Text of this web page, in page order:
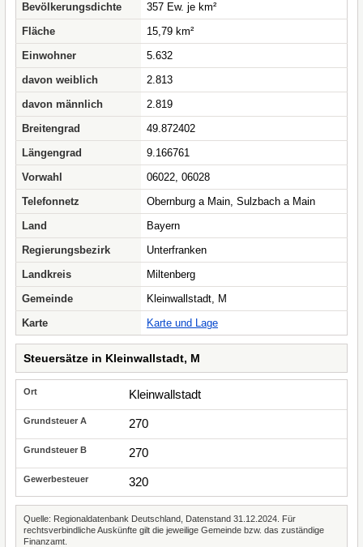
Bevölkerungsdichte
357 Ew. je km²
Fläche
15,79 km²
Einwohner
5.632
davon weiblich
2.813
davon männlich
2.819
Breitengrad
49.872402
Längengrad
9.166761
Vorwahl
06022, 06028
Telefonnetz
Obernburg a Main, Sulzbach a Main
Land
Bayern
Regierungsbezirk
Unterfranken
Landkreis
Miltenberg
Gemeinde
Kleinwallstadt, M
Karte
Karte und Lage
Steuersätze in Kleinwallstadt, M
Kleinwallstadt
270
270
320
Quelle: Regionaldatenbank Deutschland, Datenstand 31.12.2024. Für
rechtsverbindliche Auskünfte gilt die jeweilige Gemeinde bzw. das zuständige
Finanzamt.